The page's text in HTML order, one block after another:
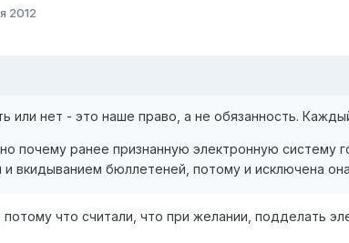
2012
или нет - это наше право, а не обязанность.
почему ранее признанную электронную систему
вкидыванием бюллетеней, потому и исключена
что считали, что при желании, подделать